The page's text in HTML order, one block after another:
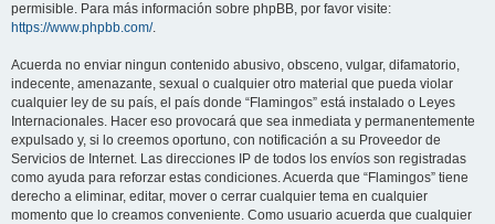
permisible. Para más información sobre phpBB, por favor visite:
https://www.phpbb.com/.
Acuerda no enviar ningun contenido abusivo, obsceno, vulgar, difamatorio,
indecente, amenazante, sexual o cualquier otro material que pueda violar
cualquier ley de su país, el país donde “Flamingos” está instalado o Leyes
Internacionales. Hacer eso provocará que sea inmediata y permanentemente
expulsado y, si lo creemos oportuno, con notificación a su Proveedor de
Servicios de Internet. Las direcciones IP de todos los envíos son registradas
como ayuda para reforzar estas condiciones. Acuerda que “Flamingos” tiene
derecho a eliminar, editar, mover o cerrar cualquier tema en cualquier
momento que lo creamos conveniente. Como usuario acuerda que cualquier